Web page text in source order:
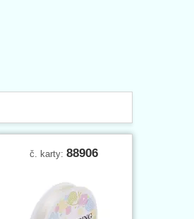
č. karty: 88906